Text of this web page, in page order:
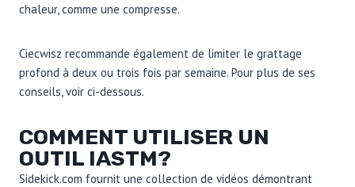
chaleur, comme une compresse.
Ciecwisz recommande également de limiter le grattage
profond à deux ou trois fois par semaine. Pour plus de ses
conseils, voir ci-dessous.
COMMENT UTILISER UN
OUTIL IASTM?
Sidekick.com fournit une collection de vidéos démontrant